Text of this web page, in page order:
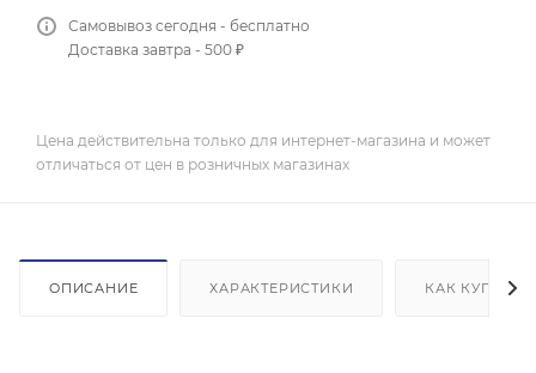
Самовывоз сегодня - бесплатно
Доставка завтра - 500 ₽
Цена действительна только для интернет-магазина и может
отличаться от цен в розничных магазинах
ОПИСАНИЕ ХАРАКТЕРИСТИКИ КАК КУПИТЬ